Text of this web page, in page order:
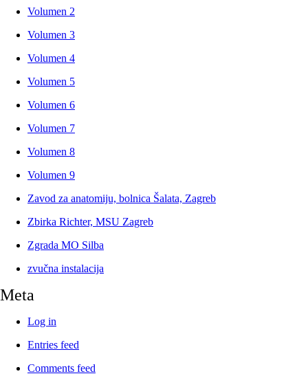
Volumen 2
Volumen 3
Volumen 4
Volumen 5
Volumen 6
Volumen 7
Volumen 8
Volumen 9
Zavod za anatomiju, bolnica Šalata, Zagreb
Zbirka Richter, MSU Zagreb
Zgrada MO Silba
zvučna instalacija
Meta
Log in
Entries feed
Comments feed